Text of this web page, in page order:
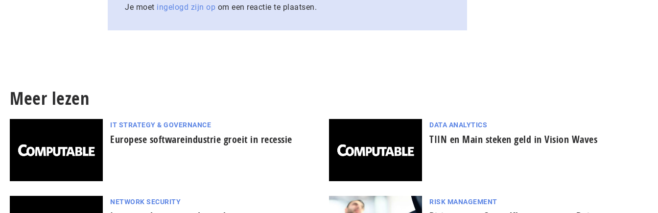
Je moet ingelogd zijn op om een reactie te plaatsen.
Meer lezen
IT STRATEGY & GOVERNANCE
Europese softwareindustrie groeit in recessie
DATA ANALYTICS
TIIN en Main steken geld in Vision Waves
NETWORK SECURITY RISK MANAGEMENT